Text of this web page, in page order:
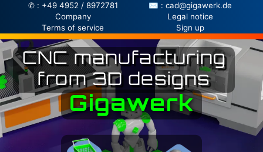
✆ : +49 4952 / 8972781
✉ : cad@gigawerk.de
Company
Legal notice
Terms of service
Sign up
Gigawerk
CNC manufacturing
from 3D designs